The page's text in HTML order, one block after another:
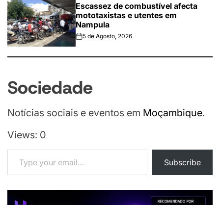
Escassez de combustível afecta
mototaxistas e utentes em
Nampula
on5 de Agosto, 2026
Sociedade
Notícias sociais e eventos em Moçambique.
Views: 0
Type your email…
Subscribe